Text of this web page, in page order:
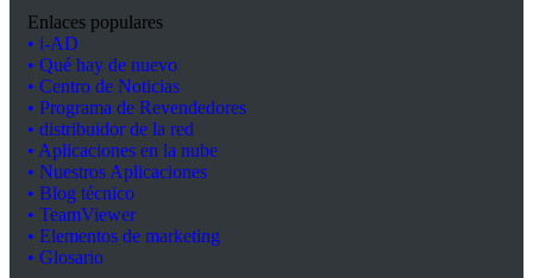
Enlaces populares
• i-AD
• Qué hay de nuevo
• Centro de Noticias
• Programa de Revendedores
• distribuidor de la red
• Aplicaciones en la nube
• Nuestros Aplicaciones
• Blog técnico
• TeamViewer
• Elementos de marketing
• Glosario